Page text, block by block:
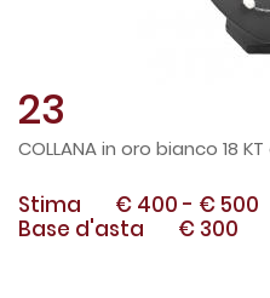
23
COLLANA in oro bianco 18
Stima € 400 - € 500
Base d'asta
€ 300